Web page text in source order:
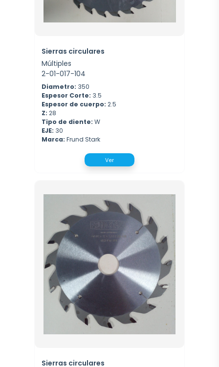
Sierras circulares
Múltiples
2-01-017-104
Diametro: 350
Espesor Corte: 3.5
Espesor de cuerpo: 2.5
Z: 28
Tipo de diente: W
EJE: 30
Marca: Frund Stark
Ver
Sierras circulares